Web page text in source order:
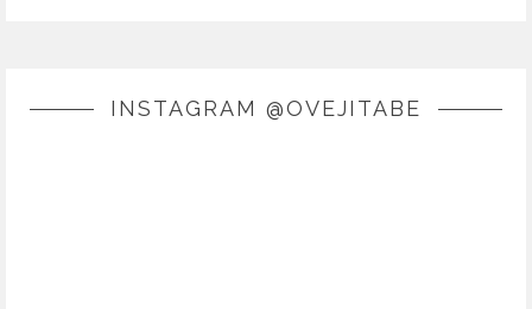
INSTAGRAM @OVEJITABE